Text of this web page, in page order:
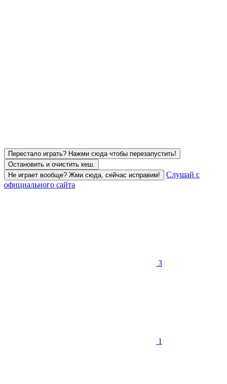
Перестало играть? Нажми сюда чтобы перезапустить!
Остановить и очистить кеш.
Не играет вообще? Жми сюда, сейчас исправим!
Слушай с
официального сайта
3
1